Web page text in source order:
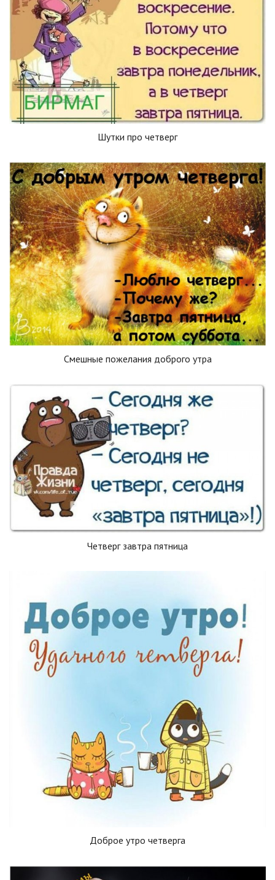
Шутки про четверг
Смешные пожелания доброго утра
Четверг завтра пятница
Доброе утро четверга